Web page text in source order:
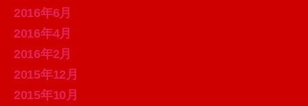
2016年6月
2016年4月
2016年2月
2015年12月
2015年10月